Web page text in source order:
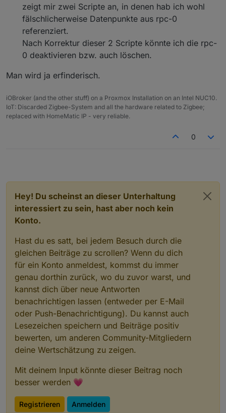
zeigt mir zwei Scripte an, in denen hab ich wohl
fälschlicherweise Datenpunkte aus rpc-0
referenziert.
Nach Korrektur dieser 2 Scripte könnte ich die rpc-
0 deaktivieren bzw. auch löschen.
Man wird ja erfinderisch.
iOBroker (and the other stuff) on a Proxmox Installation on an Intel NUC10.
IoT: Discarded Zigbee-System and all the hardware related to Zigbee;
replaced with HomeMatic IP - very reliable.
0
Hey! Du scheinst an dieser Unterhaltung
interessiert zu sein, hast aber noch kein
Konto.
Hast du es satt, bei jedem Besuch durch die
gleichen Beiträge zu scrollen? Wenn du dich
für ein Konto anmeldest, kommst du immer
genau dorthin zurück, wo du zuvor warst, und
kannst dich über neue Antworten
benachrichtigen lassen (entweder per E-Mail
oder Push-Benachrichtigung). Du kannst auch
Lesezeichen speichern und Beiträge positiv
bewerten, um anderen Community-Mitgliedern
deine Wertschätzung zu zeigen.
Mit deinem Input könnte dieser Beitrag noch
besser werden 💗
Registrieren Anmelden